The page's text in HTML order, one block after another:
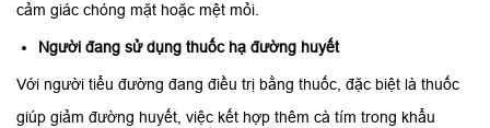
cảm giác chóng mặt hoặc mệt mỏi.
Người đang sử dụng thuốc hạ đường huyết
Với người tiểu đường đang điều trị bằng thuốc, đặc biệt là thuốc
giúp giảm đường huyết, việc kết hợp thêm cà tím trong khẩu